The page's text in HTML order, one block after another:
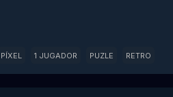
PÍXEL 1 JUGADOR PUZLE RETRO